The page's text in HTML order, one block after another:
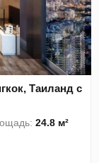
Таиланд с
24.8 м²